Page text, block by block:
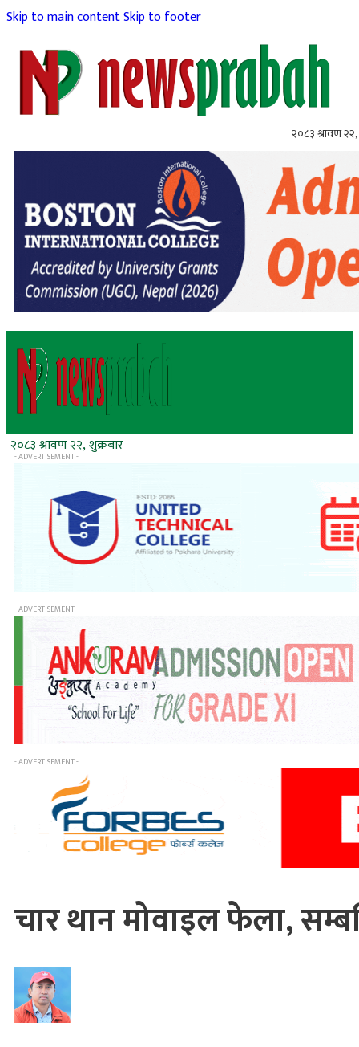
Skip to main contentSkip to footer
२०८३ श्रावण २२,
२०८३ श्रावण २२, शुक्रबार
- ADVERTISEMENT -
- ADVERTISEMENT -
- ADVERTISEMENT -
चार थान मोवाइल फेला,